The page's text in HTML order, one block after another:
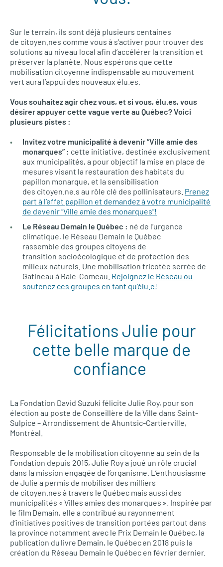
Sur le terrain, ils sont déjà plusieurs centaines
de citoyen.nes comme vous à s’activer pour trouver des
solutions au niveau local afin d’accélérer la transition et
préserver la planète. Nous espérons que cette
mobilisation citoyenne indispensable au mouvement
vert aura l’appui des nouveaux élu.es.
Vous souhaitez agir chez vous, et si vous, élu.es, vous
désirer appuyer cette vague verte au Québec? Voici
plusieurs pistes :
Invitez votre municipalité à devenir “Ville amie des
monarques” : cette initiative, destinée exclusivement
aux municipalités, a pour objectif la mise en place de
mesures visant la restauration des habitats du
papillon monarque, et la sensibilisation
des citoyen.ne.s au rôle clé des pollinisateurs. Prenez
part à l’effet papillon et demandez à votre municipalité
de devenir “Ville amie des monarques”!
Le Réseau Demain le Québec : né de l’urgence
climatique, le Réseau Demain le Québec
rassemble des groupes citoyens de
transition socioécologique et de protection des
milieux naturels. Une mobilisation tricotée serrée de
Gatineau à Baie-Comeau. Rejoignez le Réseau ou
soutenez ces groupes en tant qu’élu.e!
Félicitations Julie pour
cette belle marque de
confiance
La Fondation David Suzuki félicite Julie Roy, pour son
élection au poste de Conseillère de la Ville dans Saint-
Sulpice – Arrondissement de Ahuntsic-Cartierville,
Montréal.
Responsable de la mobilisation citoyenne au sein de la
Fondation depuis 2015, Julie Roy a joué un rôle crucial
dans la mission engagée de l’organisme. L’enthousiasme
de Julie a permis de mobiliser des milliers
de citoyen.nes à travers le Québec mais aussi des
municipalités « Villes amies des monarques ». Inspirée par
le film Demain, elle a contribué au rayonnement
d’initiatives positives de transition portées partout dans
la province notamment avec le Prix Demain le Québec, la
publication du livre Demain, le Québec en 2018 puis la
création du Réseau Demain le Québec en février dernier.